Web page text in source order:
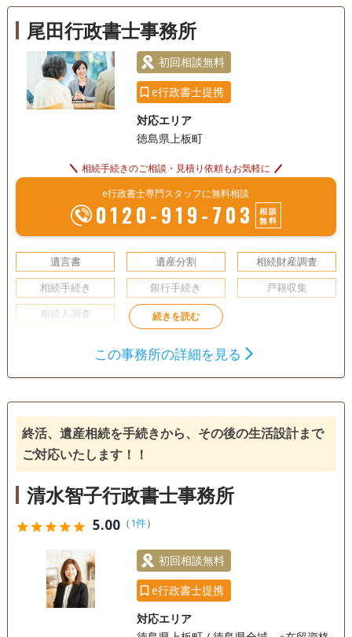
電話相談可
尾田行政書士事務所
初回相談無料
e行政書士提携
対応エリア
徳島県上板町
相続手続きのご相談・見積り依頼もお気軽に
e行政書士専門スタッフに無料相談
0120-919-703
相談
無料
遺言書 遺産分割
相続財産調査
相続手続き
銀行手続き
戸籍収集
相続人調査
訪問可 土日相談可
この事務所の詳細を見る
終活、遺産相続を手続きから、その後の生活設計まで
ご対応いたします！！
清水智子行政書士事務所
starstarstarstarstar 5.00（1件）
初回相談無料
e行政書士提携
対応エリア